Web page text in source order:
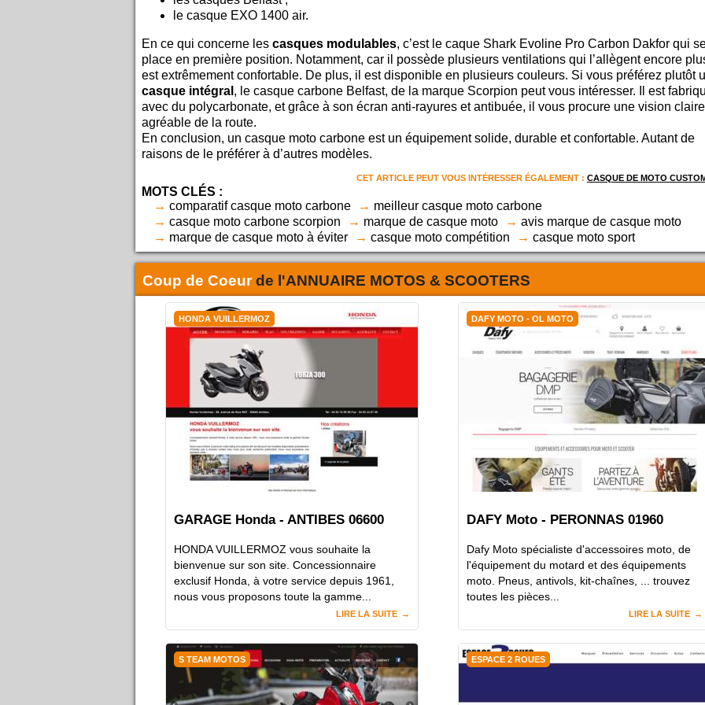
le casque EXO 1400 air.
En ce qui concerne les casques modulables, c’est le caque Shark Evoline Pro Carbon Dakfor qui
place en première position. Notamment, car il possède plusieurs ventilations qui l’allègent encore
est extrêmement confortable. De plus, il est disponible en plusieurs couleurs. Si vous préférez plutôt
casque intégral , le casque carbone Belfast, de la marque Scorpion peut vous intéresser. Il est
avec du polycarbonate, et grâce à son écran anti-rayures et antibuée, il vous procure une vision
agréable de la route.
En conclusion, un casque moto carbone est un équipement solide, durable et confortable. Autant de
raisons de le préférer à d’autres modèles.
CET ARTICLE PEUT VOUS INTÉRESSER ÉGALEMENT : CASQUE DE MOTO
MOTS CLÉS :
comparatif casque moto carbone
meilleur casque moto carbone
casque moto carbone scorpion
marque de casque moto
avis marque de casque moto
marque de casque moto à éviter
casque moto compétition casque moto sport
Coup de Coeurde l'ANNUAIRE MOTOS & SCOOTERS
HONDA VUILLERMOZ
GARAGE Honda - ANTIBES 06600
HONDA VUILLERMOZ vous souhaite la
bienvenue sur son site. Concessionnaire
exclusif Honda, à votre service depuis 1961,
nous vous proposons toute la gamme...
LIRE LA SUITE
DAFY MOTO - OL MOTO
DAFY Moto - PERONNAS 01960
Dafy Moto spécialiste d'accessoires moto, de
l'équipement du motard et des équipements
moto. Pneus, antivols, kit-chaînes, ... trouvez
toutes les pièces...
LIRE LA SUITE
S TEAM MOTOS ESPACE 2 ROUES